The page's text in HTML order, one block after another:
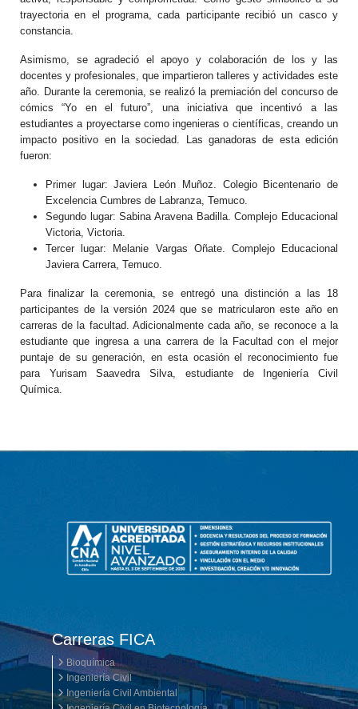
trayectoria en el programa, cada participante recibió un casco y
constancia.
Asimismo, se agradeció el apoyo y colaboración de los y las
docentes y profesionales, que impartieron talleres y actividades este
año. Durante la ceremonia, se realizó la premiación del concurso de
cómics “Yo en el futuro”, una iniciativa que incentivó a las
estudiantes a proyectarse como ingenieras o científicas, creando un
impacto positivo en la sociedad. Las ganadoras de esta edición
fueron:
Primer lugar: Javiera León Muñoz. Colegio Bicentenario de
Excelencia Cumbres de Labranza, Temuco.
Segundo lugar: Sabina Aravena Badilla. Complejo Educacional
Victoria, Victoria.
Tercer lugar: Melanie Vargas Oñate. Complejo Educacional
Javiera Carrera, Temuco.
Para finalizar la ceremonia, se entregó una distinción a las 18
participantes de la versión 2024 que se matricularon este año en
carreras de la facultad. Adicionalmente cada año, se reconoce a la
estudiante que ingresa a una carrera de la Facultad con el mejor
puntaje de su generación, en esta ocasión el reconocimiento fue
para Yurisam Saavedra Silva, estudiante de Ingeniería Civil
Química.
Carreras FICA
Bioquímica
Ingeniería Civil
Ingeniería Civil Ambiental